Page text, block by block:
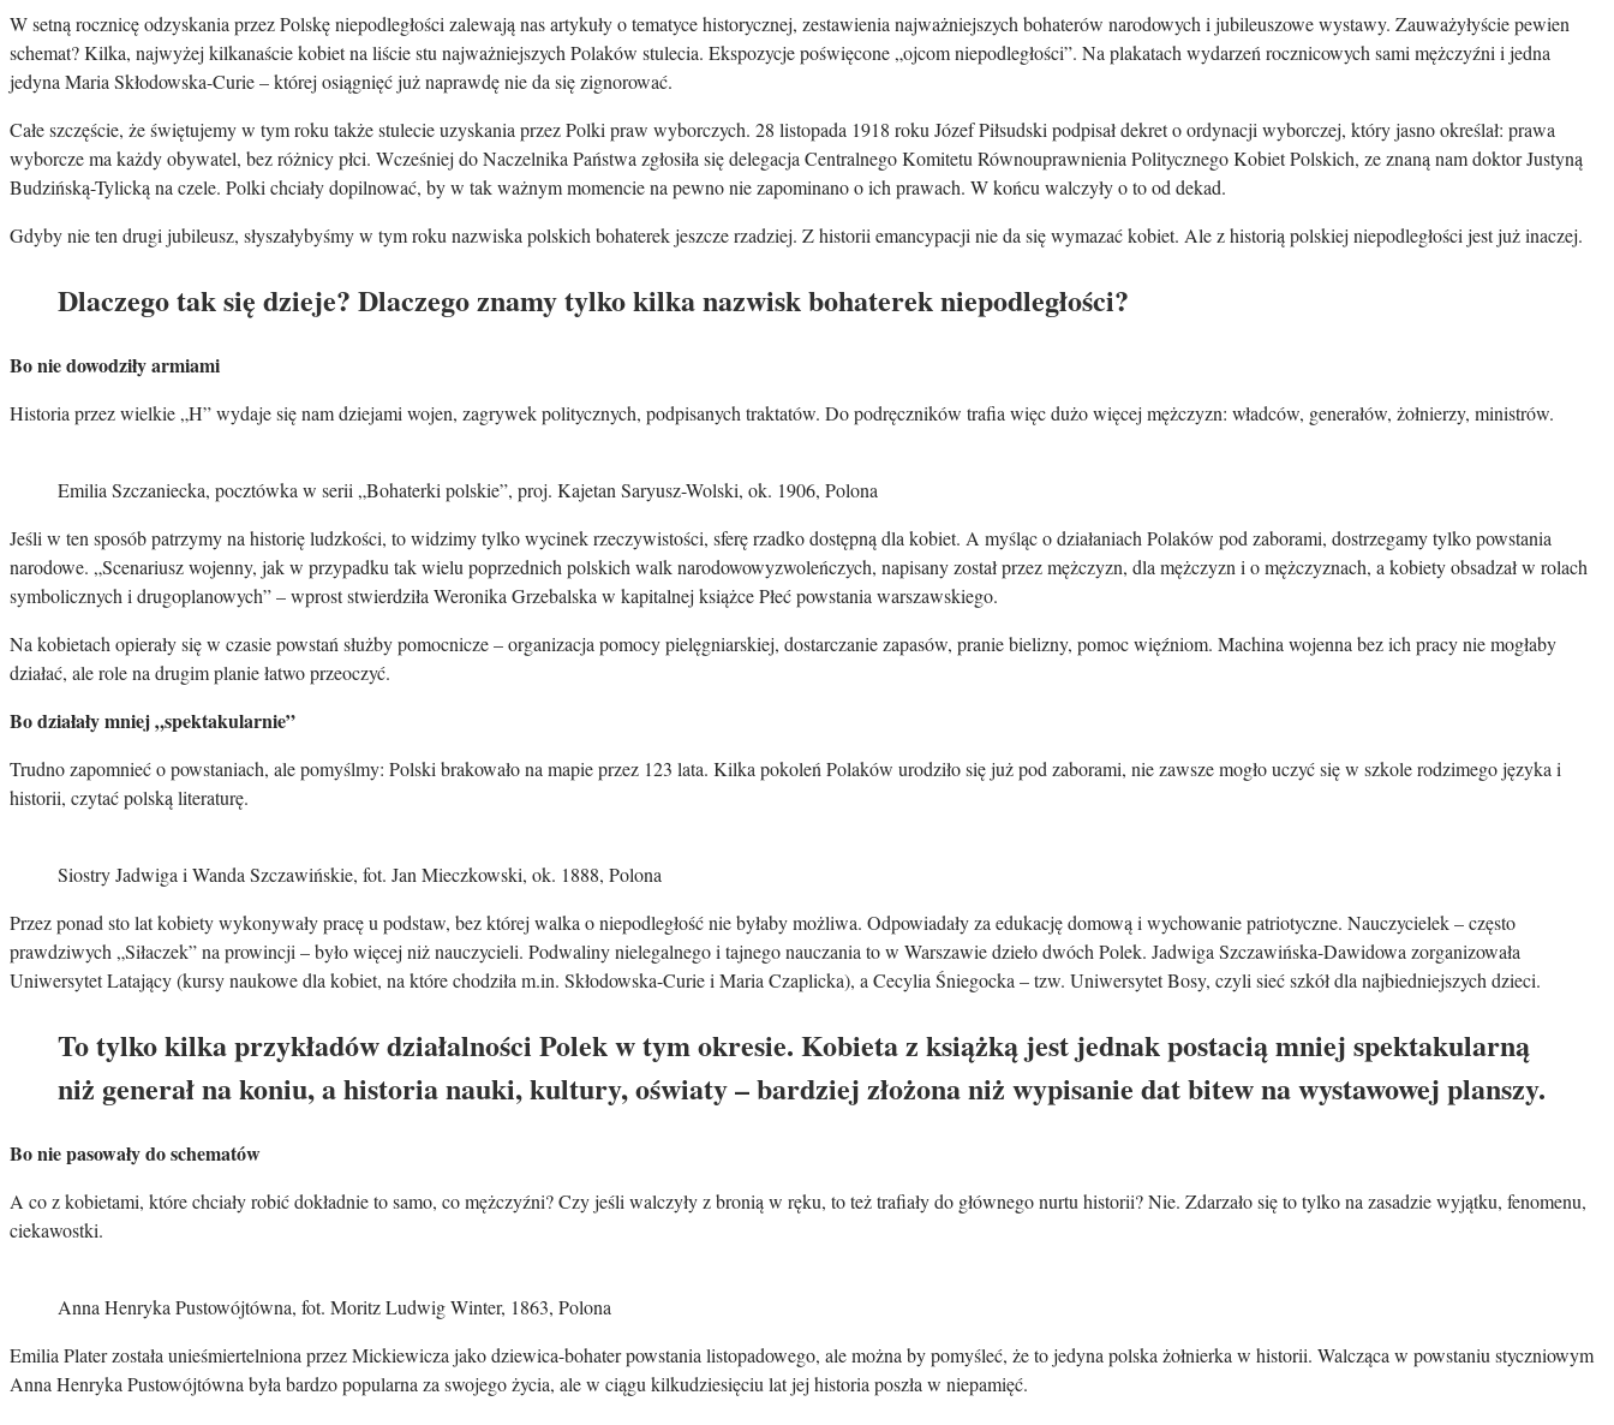
W setną rocznicę odzyskania przez Polskę niepodległości zalewają nas artykuły o tematyce historycznej, zestawienia najważniejszych bohaterów narodowych i jubileuszowe wystawy. Zauważyłyście pewien
schemat? Kilka, najwyżej kilkanaście kobiet na liście stu najważniejszych Polaków stulecia. Ekspozycje poświęcone „ojcom niepodległości”. Na plakatach wydarzeń rocznicowych sami mężczyźni i jedna
jedyna Maria Skłodowska-Curie – której osiągnięć już naprawdę nie da się zignorować.
Całe szczęście, że świętujemy w tym roku także stulecie uzyskania przez Polki praw wyborczych. 28 listopada 1918 roku Józef Piłsudski podpisał dekret o ordynacji wyborczej, który jasno określał: prawa
wyborcze ma każdy obywatel, bez różnicy płci. Wcześniej do Naczelnika Państwa zgłosiła się delegacja Centralnego Komitetu Równouprawnienia Politycznego Kobiet Polskich, ze znaną nam doktor Justyną
Budzińską-Tylicką na czele. Polki chciały dopilnować, by w tak ważnym momencie na pewno nie zapominano o ich prawach. W końcu walczyły o to od dekad.
Gdyby nie ten drugi jubileusz, słyszałybyśmy w tym roku nazwiska polskich bohaterek jeszcze rzadziej. Z historii emancypacji nie da się wymazać kobiet. Ale z historią polskiej niepodległości jest już inaczej.
Dlaczego tak się dzieje? Dlaczego znamy tylko kilka nazwisk bohaterek niepodległości?
Bo nie dowodziły armiami
Historia przez wielkie „H” wydaje się nam dziejami wojen, zagrywek politycznych, podpisanych traktatów. Do podręczników trafia więc dużo więcej mężczyzn: władców, generałów, żołnierzy, ministrów.
Emilia Szczaniecka, pocztówka w serii „Bohaterki polskie”, proj. Kajetan Saryusz-Wolski, ok. 1906, Polona
Jeśli w ten sposób patrzymy na historię ludzkości, to widzimy tylko wycinek rzeczywistości, sferę rzadko dostępną dla kobiet. A myśląc o działaniach Polaków pod zaborami, dostrzegamy tylko powstania
narodowe. „Scenariusz wojenny, jak w przypadku tak wielu poprzednich polskich walk narodowowyzwoleńczych, napisany został przez mężczyzn, dla mężczyzn i o mężczyznach, a kobiety obsadzał w rolach
symbolicznych i drugoplanowych” – wprost stwierdziła Weronika Grzebalska w kapitalnej książce Płeć powstania warszawskiego.
Na kobietach opierały się w czasie powstań służby pomocnicze – organizacja pomocy pielęgniarskiej, dostarczanie zapasów, pranie bielizny, pomoc więźniom. Machina wojenna bez ich pracy nie mogłaby
działać, ale role na drugim planie łatwo przeoczyć.
Bo działały mniej „spektakularnie”
Trudno zapomnieć o powstaniach, ale pomyślmy: Polski brakowało na mapie przez 123 lata. Kilka pokoleń Polaków urodziło się już pod zaborami, nie zawsze mogło uczyć się w szkole rodzimego języka i
historii, czytać polską literaturę.
Siostry Jadwiga i Wanda Szczawińskie, fot. Jan Mieczkowski, ok. 1888, Polona
Przez ponad sto lat kobiety wykonywały pracę u podstaw, bez której walka o niepodległość nie byłaby możliwa. Odpowiadały za edukację domową i wychowanie patriotyczne. Nauczycielek – często
prawdziwych „Siłaczek” na prowincji – było więcej niż nauczycieli. Podwaliny nielegalnego i tajnego nauczania to w Warszawie dzieło dwóch Polek. Jadwiga Szczawińska-Dawidowa zorganizowała
Uniwersytet Latający (kursy naukowe dla kobiet, na które chodziła m.in. Skłodowska-Curie i Maria Czaplicka), a Cecylia Śniegocka – tzw. Uniwersytet Bosy, czyli sieć szkół dla najbiedniejszych dzieci.
To tylko kilka przykładów działalności Polek w tym okresie. Kobieta z książką jest jednak postacią mniej spektakularną
niż generał na koniu, a historia nauki, kultury, oświaty – bardziej złożona niż wypisanie dat bitew na wystawowej planszy.
Bo nie pasowały do schematów
A co z kobietami, które chciały robić dokładnie to samo, co mężczyźni? Czy jeśli walczyły z bronią w ręku, to też trafiały do głównego nurtu historii? Nie. Zdarzało się to tylko na zasadzie wyjątku, fenomenu,
ciekawostki.
Anna Henryka Pustowójtówna, fot. Moritz Ludwig Winter, 1863, Polona
Emilia Plater została unieśmiertelniona przez Mickiewicza jako dziewica-bohater powstania listopadowego, ale można by pomyśleć, że to jedyna polska żołnierka w historii. Walcząca w powstaniu styczniowym
Anna Henryka Pustowójtówna była bardzo popularna za swojego życia, ale w ciągu kilkudziesięciu lat jej historia poszła w niepamięć.